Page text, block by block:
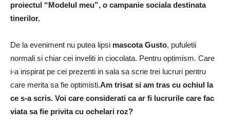
proiectul “Modelul meu”, o campanie sociala destinata
tinerilor.
De la eveniment nu putea lipsi mascota Gusto, pufuletii
normali si chiar cei inveliti in ciocolata. Pentru optimism. Care
i-a inspirat pe cei prezenti in sala sa scrie trei lucruri pentru
care merita sa fie optimisti.Am trisat si am tras cu ochiul la
ce s-a scris. Voi care considerati ca ar fi lucrurile care fac
viata sa fie privita cu ochelari roz?